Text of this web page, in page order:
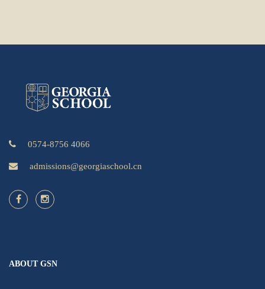
0574-8756 4066
admissions@georgiaschool.cn
ABOUT GSN